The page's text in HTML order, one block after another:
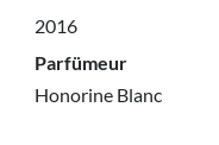
2016
Parfümeur
Honorine Blanc